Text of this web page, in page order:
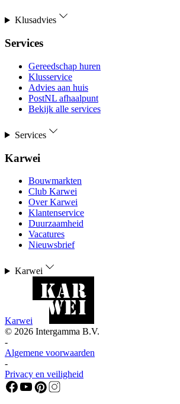
Klusadvies
Services
Gereedschap huren
Klusservice
Advies aan huis
PostNL afhaalpunt
Bekijk alle services
Services
Karwei
Bouwmarkten
Club Karwei
Over Karwei
Klantenservice
Duurzaamheid
Vacatures
Nieuwsbrief
Karwei
Karwei
© 2026 Intergamma B.V.
-
Algemene voorwaarden
-
Privacy en veiligheid